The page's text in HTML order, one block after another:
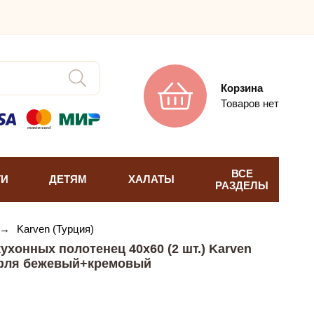
Корзина
Товаров нет
ДЕТЯМ ХАЛАТЫ
ВСЕ
РАЗДЕЛЫ
→ Karven (Турция)
полотенец 40х60 (2 шт.) Karven
бежевый+кремовый